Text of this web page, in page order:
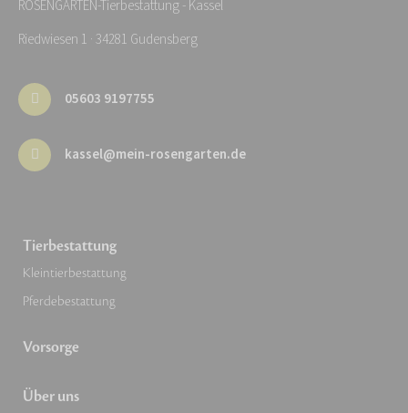
ROSENGARTEN-Tierbestattung - Kassel
Riedwiesen 1 · 34281 Gudensberg
05603 9197755
kassel@mein-rosengarten.de
Tierbestattung
Kleintierbestattung
Pferdebestattung
Vorsorge
Über uns